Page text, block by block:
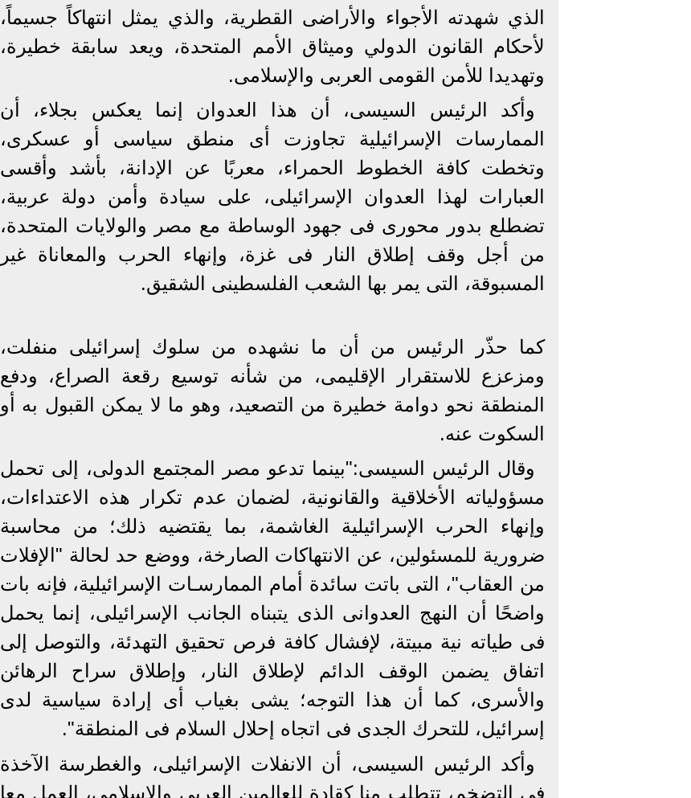
الذي شهدته الأجواء والأراضى القطرية، والذي يمثل انتهاكاً جسيماً،
لأحكام القانون الدولي وميثاق الأمم المتحدة، ويعد سابقة خطيرة،
وتهديدا للأمن القومى العربى والإسلامى.
وأكد الرئيس السيسى، أن هذا العدوان إنما يعكس بجلاء، أن
الممارسات الإسرائيلية تجاوزت أى منطق سياسى أو عسكرى،
وتخطت كافة الخطوط الحمراء، معربًا عن الإدانة، بأشد وأقسى
العبارات لهذا العدوان الإسرائيلى، على سيادة وأمن دولة عربية،
تضطلع بدور محورى فى جهود الوساطة مع مصر والولايات المتحدة،
من أجل وقف إطلاق النار فى غزة، وإنهاء الحرب والمعاناة غير
المسبوقة، التى يمر بها الشعب الفلسطينى الشقيق.
كما حذّر الرئيس من أن ما نشهده من سلوك إسرائيلى منفلت،
ومزعزع للاستقرار الإقليمى، من شأنه توسيع رقعة الصراع، ودفع
المنطقة نحو دوامة خطيرة من التصعيد، وهو ما لا يمكن القبول به أو
السكوت عنه.
وقال الرئيس السيسى:"بينما تدعو مصر المجتمع الدولى، إلى تحمل
مسؤولياته الأخلاقية والقانونية، لضمان عدم تكرار هذه الاعتداءات،
وإنهاء الحرب الإسرائيلية الغاشمة، بما يقتضيه ذلك؛ من محاسبة
ضرورية للمسئولين، عن الانتهاكات الصارخة، ووضع حد لحالة "الإفلات
من العقاب"، التى باتت سائدة أمام الممارسـات الإسرائيلية، فإنه بات
واضحًا أن النهج العدوانى الذى يتبناه الجانب الإسرائيلى، إنما يحمل
فى طياته نية مبيتة، لإفشال كافة فرص تحقيق التهدئة، والتوصل إلى
اتفاق يضمن الوقف الدائم لإطلاق النار، وإطلاق سراح الرهائن
والأسرى، كما أن هذا التوجه؛ يشى بغياب أى إرادة سياسية لدى
إسرائيل، للتحرك الجدى فى اتجاه إحلال السلام فى المنطقة".
وأكد الرئيس السيسى، أن الانفلات الإسرائيلى، والغطرسة الآخذة
فى التضخم، تتطلب منا كقادة للعالمين العربى والإسلامى، العمل معا